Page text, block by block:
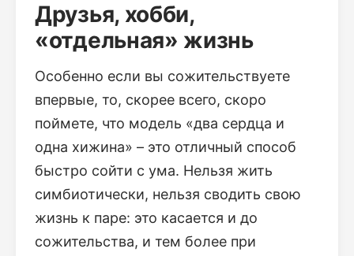
Друзья, хобби,
«отдельная» жизнь
Особенно если вы сожительствуете
впервые, то, скорее всего, скоро
поймете, что модель «два сердца и
одна хижина» – это отличный способ
быстро сойти с ума. Нельзя жить
симбиотически, нельзя сводить свою
жизнь к паре: это касается и до
сожительства, и тем более при